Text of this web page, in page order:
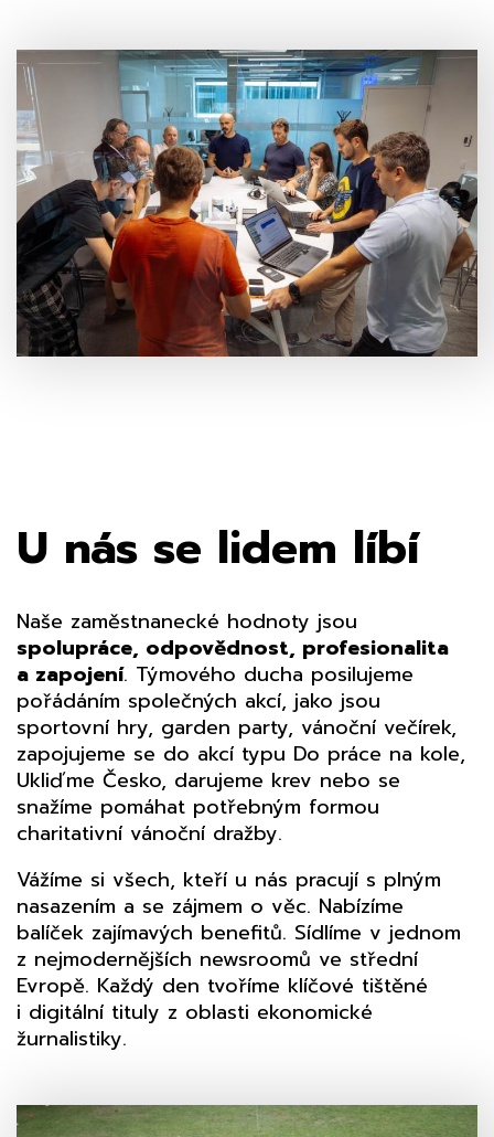
U nás se lidem líbí
Naše zaměstnanecké hodnoty jsou
spolupráce, odpovědnost, profesionalita
a zapojení. Týmového ducha posilujeme
pořádáním společných akcí, jako jsou
sportovní hry, garden party, vánoční večírek,
zapojujeme se do akcí typu Do práce na kole,
Ukliďme Česko, darujeme krev nebo se
snažíme pomáhat potřebným formou
charitativní vánoční dražby.
Vážíme si všech, kteří u nás pracují s plným
nasazením a se zájmem o věc. Nabízíme
balíček zajímavých benefitů. Sídlíme v jednom
z nejmodernějších newsroomů ve střední
Evropě. Každý den tvoříme klíčové tištěné
i digitální tituly z oblasti ekonomické
žurnalistiky.